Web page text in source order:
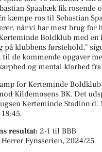
Spaabæk fik rosende
kæmpe ros til Sebastian
når vi har mest brug for
Boldklub med en
på klubbens førstehold,"
til de kommende opgaver
og mental klarhed
for Kerteminde
Kildemosens BK. Det
Kerteminde Stadion d.
resultat: 2-1 til BBB
Herrer Fynsserien, 2024/25